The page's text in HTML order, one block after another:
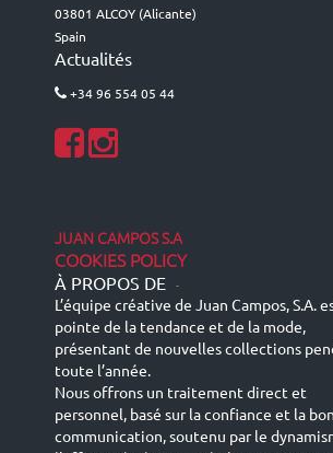
03801 ALCOY (Alicante)
Spain
Actualités
+34 96 554 05 44
JUAN CAMPOS S.A
COOKIES POLICY
À PROPOS DE -
L’équipe créative de Juan Campos, S.A.
pointe de la tendance et de la mode,
présentant de nouvelles collections
toute l’année.
Nous offrons un traitement direct et
personnel, basé sur la confiance et la
communication, soutenu par le